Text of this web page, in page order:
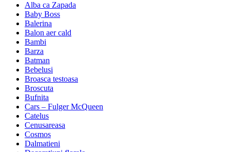
Alba ca Zapada
Baby Boss
Balerina
Balon aer cald
Bambi
Barza
Batman
Bebelusi
Broasca testoasa
Broscuta
Bufnita
Cars – Fulger McQueen
Catelus
Cenusareasa
Cosmos
Dalmatieni